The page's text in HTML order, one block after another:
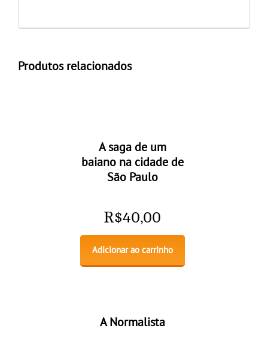
Produtos relacionados
A saga de um
baiano na cidade de
São Paulo
R$40,00
Adicionar ao carrinho
A Normalista